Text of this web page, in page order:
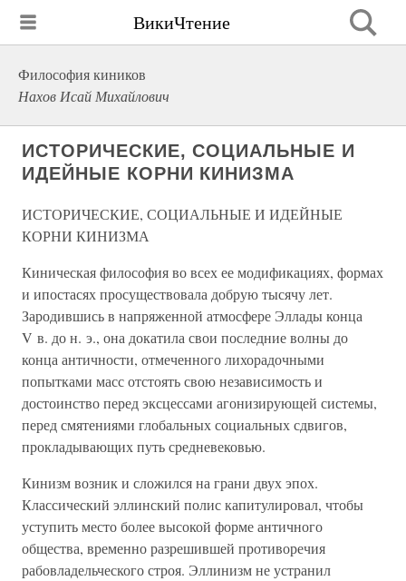
ВикиЧтение
Философия киников
Нахов Исай Михайлович
ИСТОРИЧЕСКИЕ, СОЦИАЛЬНЫЕ И
ИДЕЙНЫЕ КОРНИ КИНИЗМА
ИСТОРИЧЕСКИЕ, СОЦИАЛЬНЫЕ И ИДЕЙНЫЕ
КОРНИ КИНИЗМА
Киническая философия во всех ее модификациях, формах
и ипостасях просуществовала добрую тысячу лет.
Зародившись в напряженной атмосфере Эллады конца
V в. до н. э., она докатила свои последние волны до
конца античности, отмеченного лихорадочными
попытками масс отстоять свою независимость и
достоинство перед эксцессами агонизирующей системы,
перед смятениями глобальных социальных сдвигов,
прокладывающих путь средневековью.
Кинизм возник и сложился на грани двух эпох.
Классический эллинский полис капитулировал, чтобы
уступить место более высокой форме античного
общества, временно разрешившей противоречия
рабовладельческого строя. Эллинизм не устранил